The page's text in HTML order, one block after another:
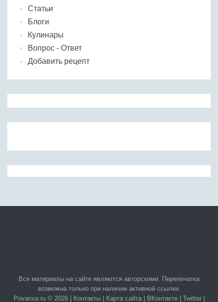
Статьи
Блоги
Кулинары
Вопрос - Ответ
Добавить рецепт
Все материалы на сайте являются авторскими. Перепечатка
возможна только при наличии активной ссылки.
Povarixa.ru © 2026 |
Контакты| Карта сайта| ВКонтакте| Twitter|